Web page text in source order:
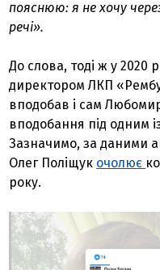
пояснюю: я не хочу
речі».
До слова, тоді ж у 2020
директором ЛКП
вподобав і сам
вподобання під одним
Зазначимо, за даними
Олег Поліщук очолює
року.